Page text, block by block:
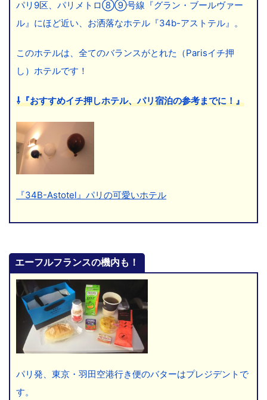
パリ9区、パリメトロ⑧⑨号線『グラン・ブールヴァー
ル』にほど近い、お洒落なホテル『34b-アストテル』。
このホテルは、全てのバランスがとれた（Parisイチ押
し）ホテルです！
⇩『おすすめイチ押しホテル、パリ宿泊の参考までに！』
『34B-Astotel』パリの可愛いホテル
エーフルフランスの機内も！
パリ発、東京・羽田空港行き便のバターはプレジデントで
す。